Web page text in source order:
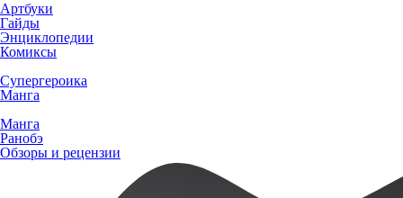
Артбуки
Гайды
Энциклопедии
Комиксы
Супергероика
Манга
Манга
Ранобэ
Обзоры и рецензии